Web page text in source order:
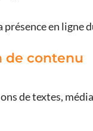
en ligne
de contenu
de textes,